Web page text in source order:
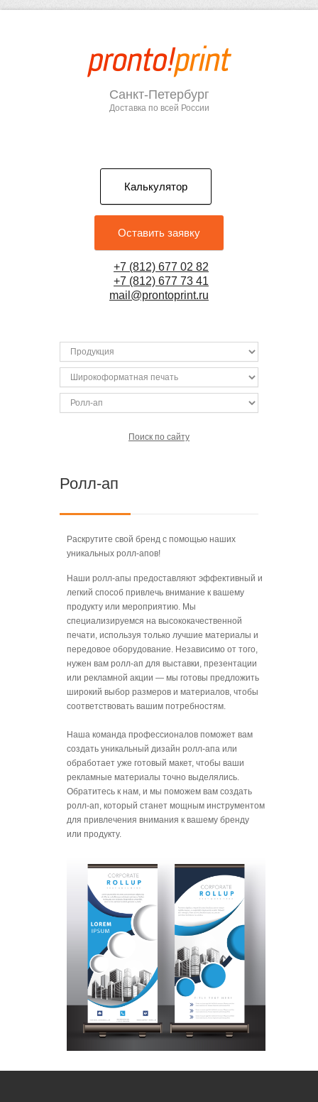
Санкт-Петербург
Доставка по всей России
Калькулятор
Оставить заявку
+7 (812) 677 02 82
+7 (812) 677 73 41
mail@prontoprint.ru
Поиск по сайту
Ролл-ап
Раскрутите свой бренд с помощью наших
уникальных ролл-апов!
Наши ролл-апы предоставляют эффективный и
легкий способ привлечь внимание к вашему
продукту или мероприятию. Мы
специализируемся на высококачественной
печати, используя только лучшие материалы и
передовое оборудование. Независимо от того,
нужен вам ролл-ап для выставки, презентации
или рекламной акции — мы готовы предложить
широкий выбор размеров и материалов, чтобы
соответствовать вашим потребностям.
Наша команда профессионалов поможет вам
создать уникальный дизайн ролл-апа или
обработает уже готовый макет, чтобы ваши
рекламные материалы точно выделялись.
Обратитесь к нам, и мы поможем вам создать
ролл-ап, который станет мощным инструментом
для привлечения внимания к вашему бренду
или продукту.